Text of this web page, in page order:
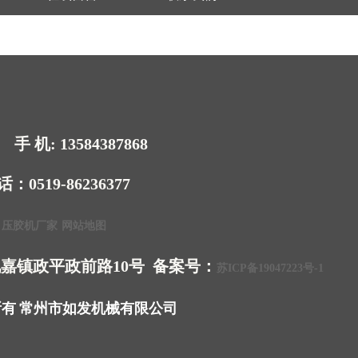
手 机: 13584387868
0519-86236377
压胶机厂家 网站地图
镇政平政前路10号 备案号： 苏ICP备19047223号-1
常州市如发机械有限公司